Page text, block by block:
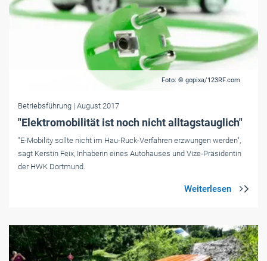
Foto: © gopixa/123RF.com
Betriebsführung | August 2017
"Elektromobilität ist noch nicht alltagstauglich"
"E-Mobility sollte nicht im Hau-Ruck-Verfahren erzwungen werden",
sagt Kerstin Feix, Inhaberin eines Autohauses und Vize-Präsidentin
der HWK Dortmund.